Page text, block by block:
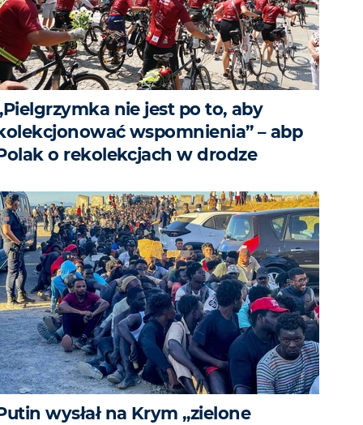
nie jest po to, aby
wspomnienia” – abp
o rekolekcjach w drodze
wysłał na Krym „zielone